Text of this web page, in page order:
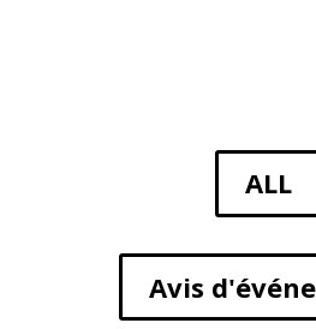
ALL
Avis